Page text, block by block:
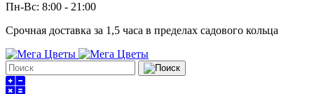
Пн-Вс: 8:00 - 21:00
Срочная доставка за 1,5 часа в пределах садового кольца